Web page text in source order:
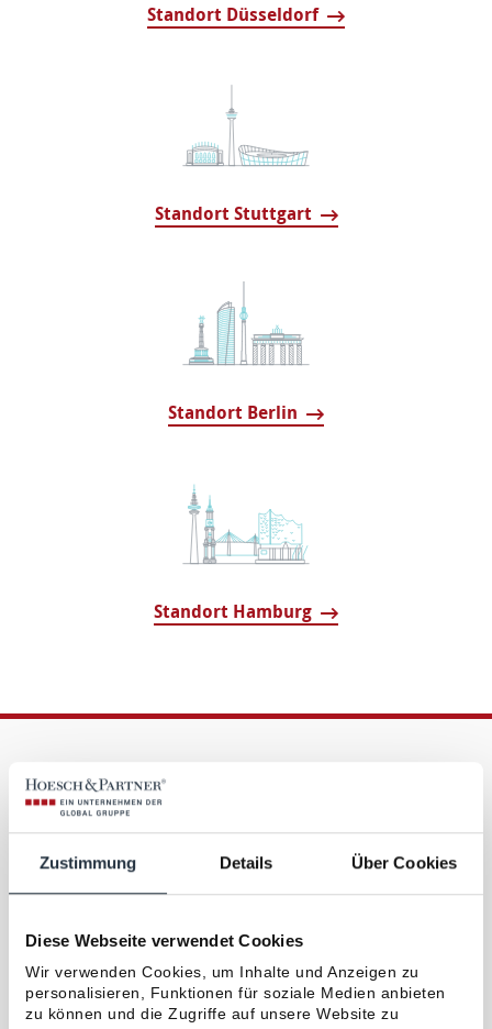
Zustimmung Details Über Cookies
Diese Webseite verwendet Cookies
Wir verwenden Cookies, um Inhalte und Anzeigen zu
personalisieren, Funktionen für soziale Medien anbieten
zu können und die Zugriffe auf unsere Website zu
Standort Düsseldorf
Standort Stuttgart
Standort Berlin
Standort Hamburg
BERATUNG ANFORDERN
In 2 Minuten zur
persönlichen Beratung
Bitte füllen Sie das For­mular mög­lichst voll­ständig aus.
Wir kontakt­ieren Siein Kürzemit Termin­vor­schlägen für
Ihre persön­liche Be­ratung.